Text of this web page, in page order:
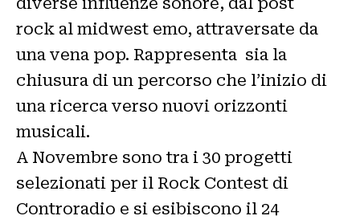
rock al midwest emo, attraversate da
una vena pop. Rappresenta sia la
chiusura di un percorso che l’inizio di
una ricerca verso nuovi orizzonti
musicali.
A Novembre sono tra i 30 progetti
selezionati per il Rock Contest di
Controradio e si esibiscono il 24